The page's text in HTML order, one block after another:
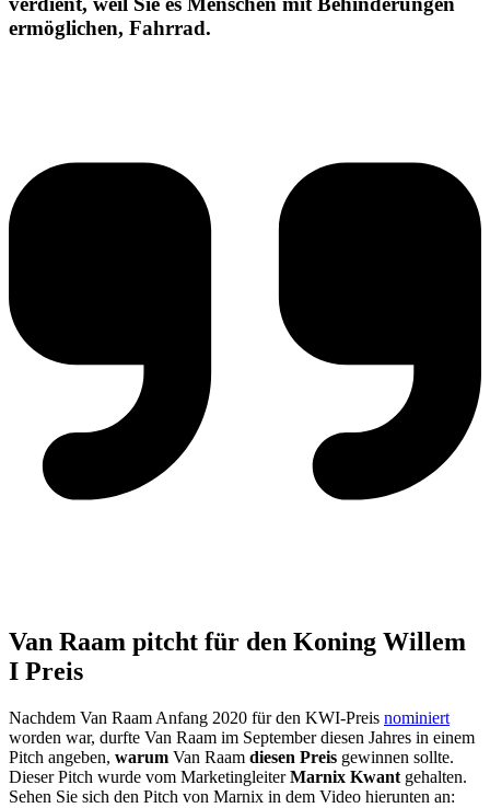
ermöglichen, Fahrrad.
Van Raam pitcht für den Koning Willem
I Preis
Nachdem Van Raam Anfang 2020 für den KWI-Preis nominiert
worden war, durfte Van Raam im September diesen Jahres in einem
Pitch angeben, warum Van Raam diesen Preis gewinnen sollte.
Dieser Pitch wurde vom MarketingleiterMarnix Kwant gehalten.
Sehen Sie sich den Pitch von Marnix in dem Video hierunten an: